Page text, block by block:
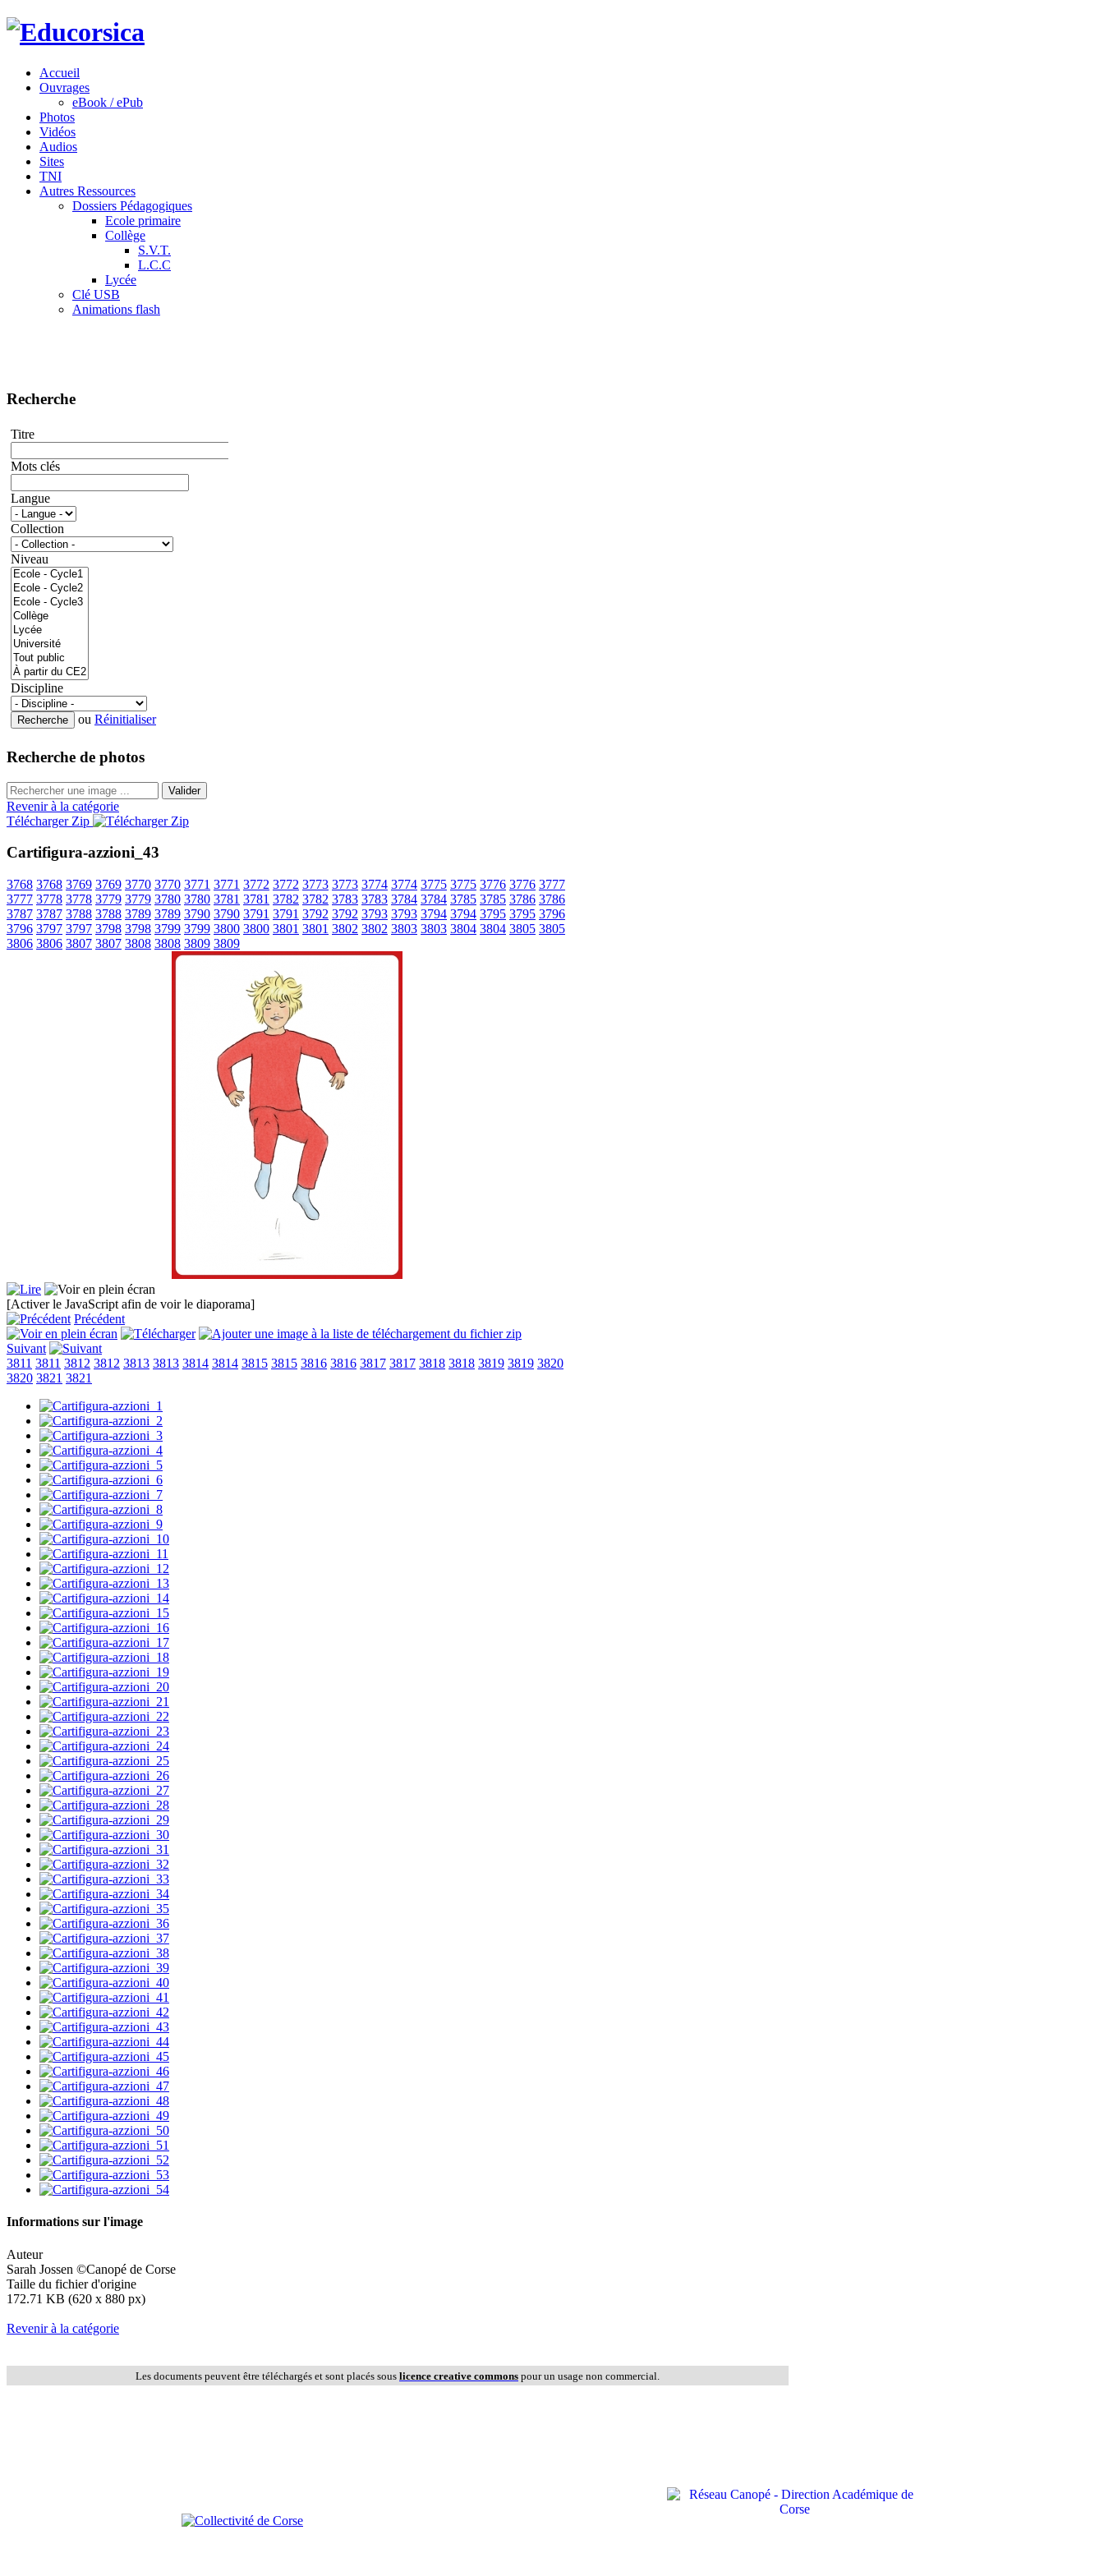
Accueil
Ouvrages
eBook / ePub
Photos
Vidéos
Audios
Sites
TNI
Autres Ressources
Dossiers Pédagogiques
Ecole primaire
Collège
S.V.T.
L.C.C
Lycée
Clé USB
Animations flash
Recherche
Titre
Mots clés
Langue
Collection
Niveau
Discipline
ou Réinitialiser
Recherche de photos
Valider
Revenir à la catégorie
Télécharger Zip
Cartifigura-azzioni_43
3768 3768 3769 3769 3770 3770 3771 3771 3772 3772 3773 3773 3774 3774 3775 3775 3776 3776 3777
3777 3778 3778 3779 3779 3780 3780 3781 3781 3782 3782 3783 3783 3784 3784 3785 3785 3786 3786
3787 3787 3788 3788 3789 3789 3790 3790 3791 3791 3792 3792 3793 3793 3794 3794 3795 3795 3796
3796 3797 3797 3798 3798 3799 3799 3800 3800 3801 3801 3802 3802 3803 3803 3804 3804 3805 3805
3806 3806 3807 3807 3808 3808 3809 3809
[Activer le JavaScript afin de voir le diaporama]
Précédent
Suivant
3811 3811 3812 3812 3813 3813 3814 3814 3815 3815 3816 3816 3817 3817 3818 3818 3819 3819 3820
3820 3821 3821
Informations sur l'image
Auteur
Sarah Jossen ©Canopé de Corse
Taille du fichier d'origine
172.71 KB (620 x 880 px)
Revenir à la catégorie
Les documents peuvent être téléchargés et sont placés sous licence creative commons pour un usage non commercial.